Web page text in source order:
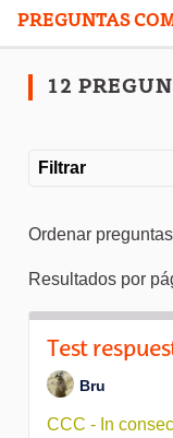
PREGUNTAS
12
Filtrar
Ordenar
Resultados por
Test
Bru
CCC - In